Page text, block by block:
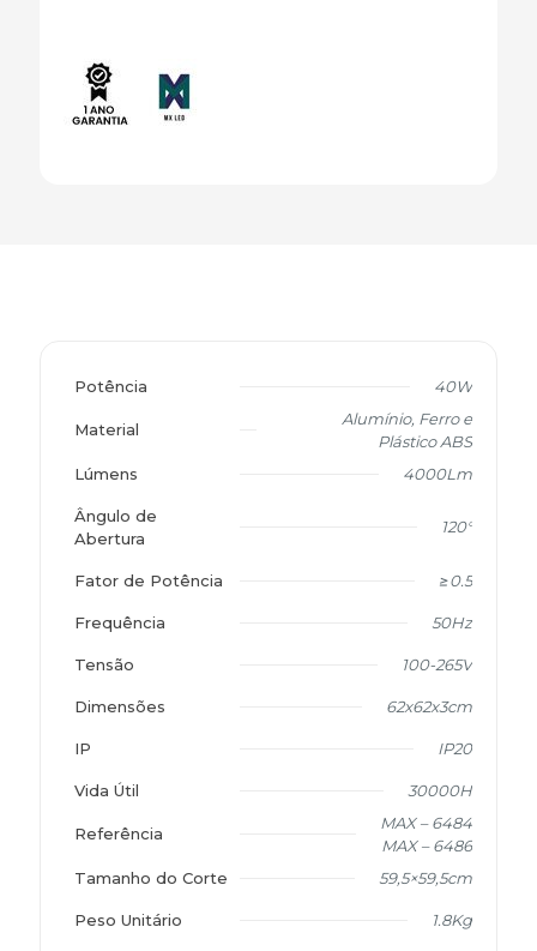
Potência 40W
Material
Alumínio, Ferro e
Plástico ABS
Lúmens
4000Lm
Ângulo de
Abertura
120°
Fator de Potência ≥0.5
Frequência 50Hz
Tensão 100-265V
Dimensões 62x62x3cm
IP IP20
Vida Útil 30000H
Referência
MAX – 6484
MAX – 6486
Tamanho do Corte
59,5×59,5cm
Peso Unitário 1.8Kg